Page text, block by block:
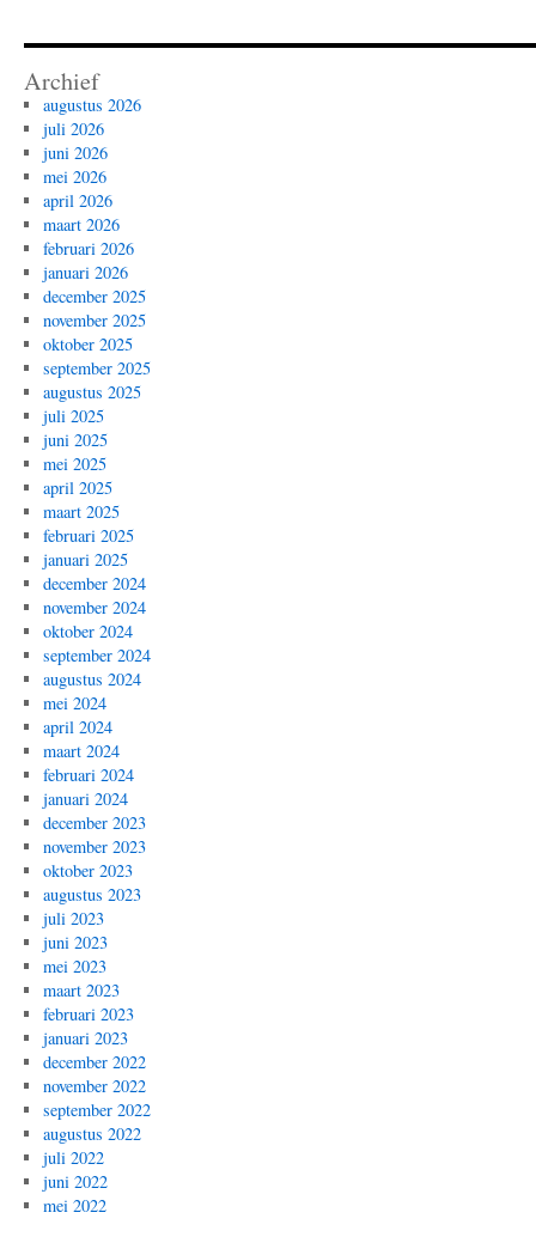
Archief
augustus 2026
juli 2026
juni 2026
mei 2026
april 2026
maart 2026
februari 2026
januari 2026
december 2025
november 2025
oktober 2025
september 2025
augustus 2025
juli 2025
juni 2025
mei 2025
april 2025
maart 2025
februari 2025
januari 2025
december 2024
november 2024
oktober 2024
september 2024
augustus 2024
mei 2024
april 2024
maart 2024
februari 2024
januari 2024
december 2023
november 2023
oktober 2023
augustus 2023
juli 2023
juni 2023
mei 2023
maart 2023
februari 2023
januari 2023
december 2022
november 2022
september 2022
augustus 2022
juli 2022
juni 2022
mei 2022